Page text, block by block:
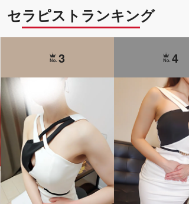
セラピストランキング
3 4